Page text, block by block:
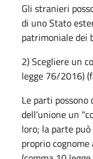
Gli stranieri
di uno Stato
patrimoniale dei
2) Scegliere un
legge 76/2016)
Le parti possono
dell'unione un
loro; la parte
proprio